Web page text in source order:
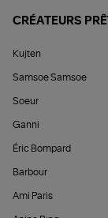
CRÉATEURS
Kujten
Samsoe Samsoe
Soeur
Ganni
Éric Bompard
Barbour
Ami Paris